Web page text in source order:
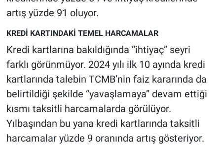
artış yüzde 91 oluyor.
KREDİ KARTINDAKİ TEMEL HARCAMALAR
Kredi kartlarına bakıldığında “ihtiyaç” seyri
farklı görünmüyor. 2024 yılı ilk 10 ayında kredi
kartlarında talebin TCMB’nin faiz kararında da
belirtildiği şekilde “yavaşlamaya” devam ettiği
kısmı taksitli harcamalarda görülüyor.
Yılbaşından bu yana kredi kartlarında taksitli
harcamalar yüzde 9 oranında artış gösteriyor.